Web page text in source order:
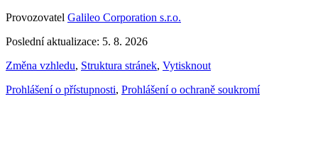
Provozovatel Galileo Corporation s.r.o.
Poslední aktualizace: 5. 8. 2026
Změna vzhledu, Struktura stránek, Vytisknout
Prohlášení o přístupnosti, Prohlášení o ochraně soukromí